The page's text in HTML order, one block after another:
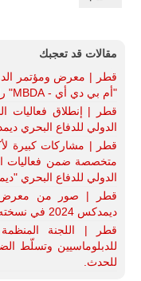
مقالات قد تعجبك
قطر | معرض ومؤتمر
"أم بي دي أي - MBDA" راعياً ذهبياً للنسخة الثامنة للحدث.
قطر | إنطلاق فعاليات
الدولي للدفاع البحري
متخصصة ضمن فعاليات
الدولي للدفاع البحري
قطر | صور من معرض
ديمدكس 2024 في نسخته الثامنة.
للدبلوماسيين وتسلّط
للحدث.